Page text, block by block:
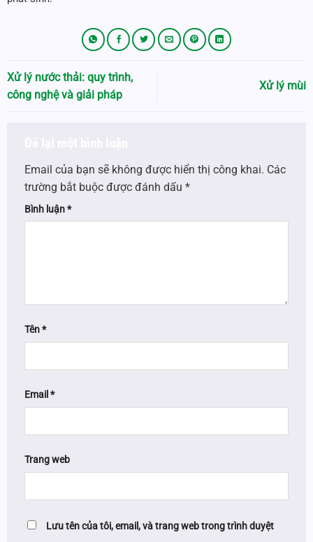
Xử lý nước thải: quy trình,
công nghệ và giải pháp
Xử lý mùi
Email của bạn sẽ không được hiển thị công khai. Các
trường bắt buộc được đánh dấu *
Bình luận*
Tên*
Email *
Trang web
Lưu tên của tôi, email, và trang web trong trình duyệt